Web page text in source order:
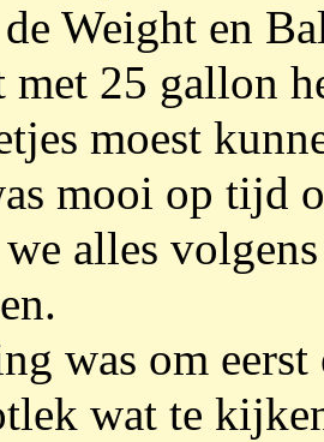
Weight en
met 25 gallon
moest
mooi op tijd
alles
was om eerst
wat te